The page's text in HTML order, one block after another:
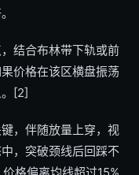
结合布林带下轨或前
价格在该区横盘振荡
[2]
，伴随放量上穿，视
，突破颈线后回踩不